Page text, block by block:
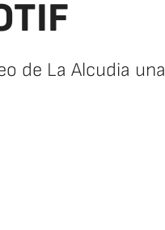
de La Alcudia una